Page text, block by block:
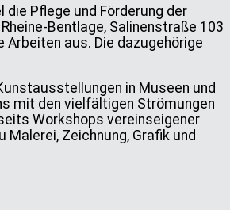
Pflege und Förderung der
Bentlage, Salinenstraße 103
aus. Die dazugehörige
in Museen und
mit den vielfältigen Strömungen
Workshops vereinseigener
Zeichnung, Grafik und